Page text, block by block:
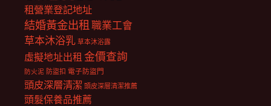
租營業登記地址
結婚黃金出租職業工會
草本沐浴乳 草本沐浴露
虛擬地址出租 金價查詢
防火泥 防盜扣 電子防盜門
頭皮深層清潔 頭皮深層清潔推薦
頭髮保養品推薦